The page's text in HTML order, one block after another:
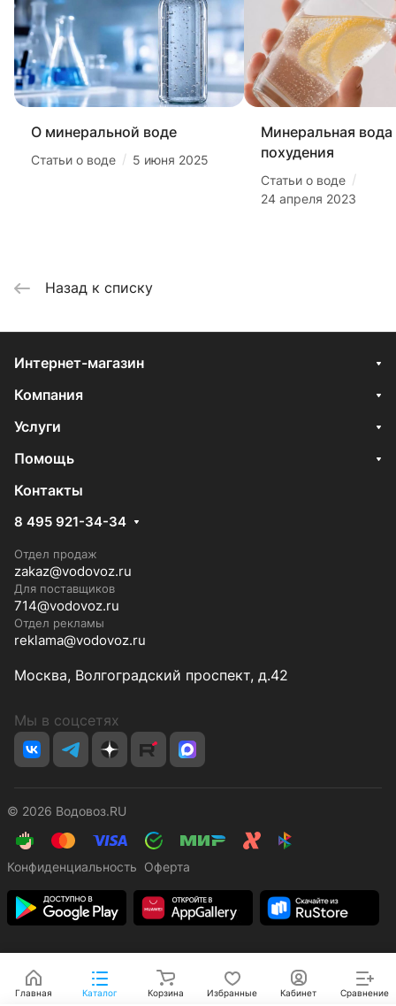
О минеральной воде
Статьи о воде / 5 июня 2025
Минеральная вода
похудения
Статьи о воде /
24 апреля 2023
Назад к списку
Интернет-магазин
Компания
Услуги
Помощь
Контакты
8 495 921-34-34
Отдел продаж
zakaz@vodovoz.ru
Для поставщиков
714@vodovoz.ru
Отдел рекламы
reklama@vodovoz.ru
Москва, Волгоградский проспект, д.42
Мы в соцсетях
© 2026 Водовоз.RU
Конфиденциальность Оферта
Главная Каталог Корзина Избранные Кабинет Сравнение